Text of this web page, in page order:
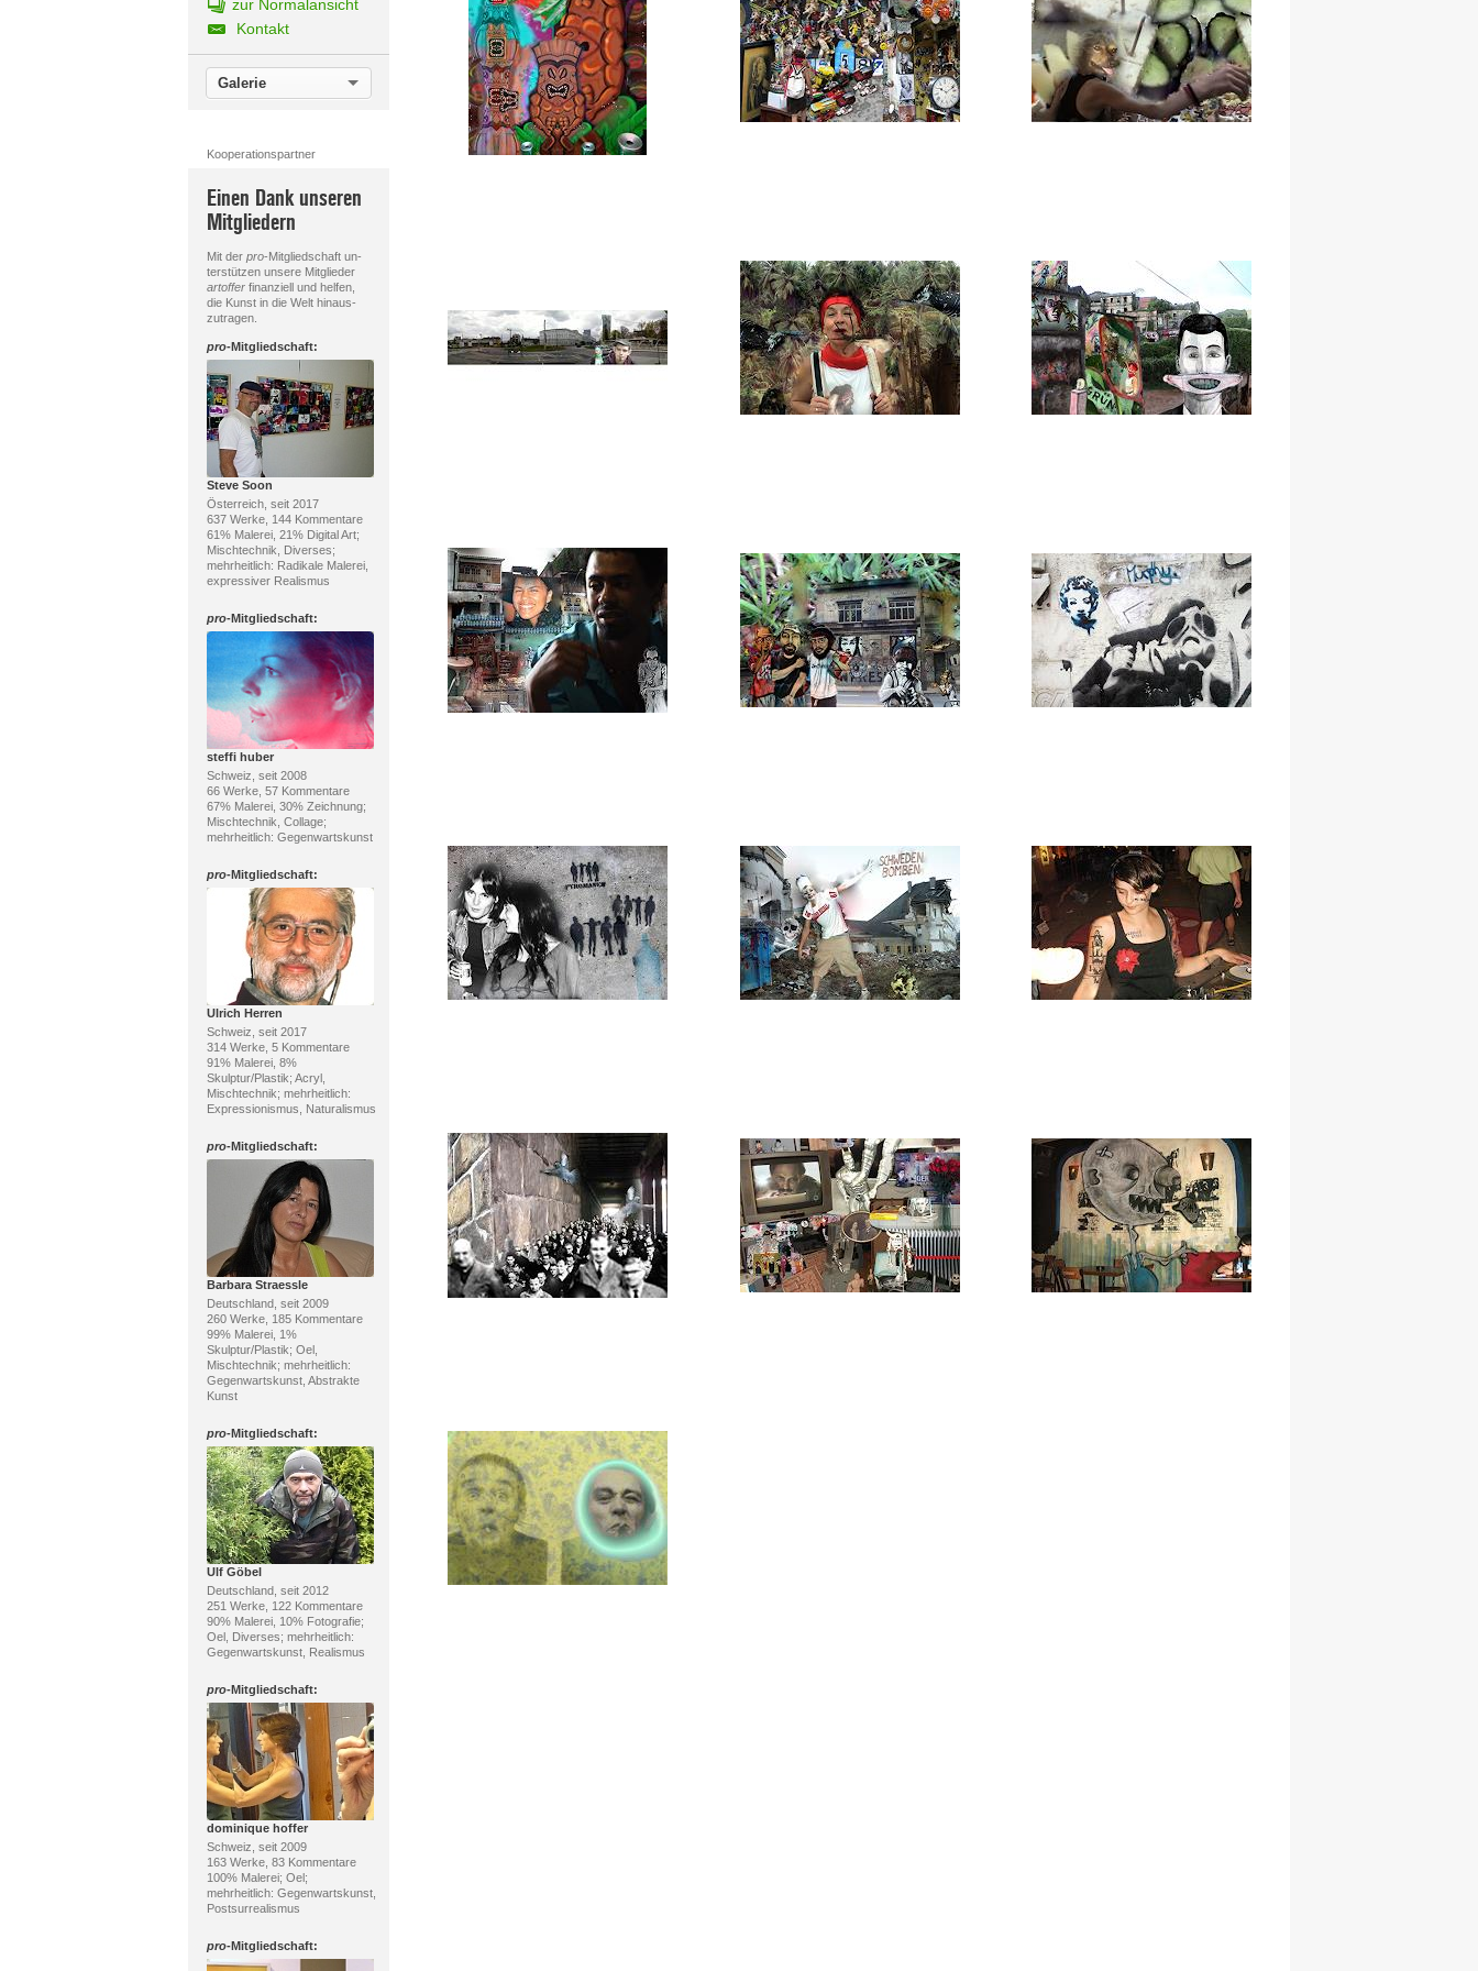
zur Normalansicht
Kontakt
Galerie
Kooperationspartner
Einen Dank unseren
Mitgliedern
Mit der pro-Mitgliedschaft un-
terstützen unsere Mitglieder
artofferfinanziell und helfen,
die Kunst in die Welt hinaus-
zutragen.
pro-Mitgliedschaft:
Steve Soon
Österreich, seit 2017
637 Werke, 144 Kommentare
61% Malerei, 21% Digital Art;
Mischtechnik, Diverses;
mehrheitlich: Radikale Malerei,
expressiver Realismus
pro-Mitgliedschaft:
steffi huber
Schweiz, seit 2008
66 Werke, 57 Kommentare
67% Malerei, 30% Zeichnung;
Mischtechnik, Collage;
mehrheitlich: Gegenwartskunst
pro-Mitgliedschaft:
Ulrich Herren
Schweiz, seit 2017
314 Werke, 5 Kommentare
91% Malerei, 8%
Skulptur/Plastik; Acryl,
Mischtechnik; mehrheitlich:
Expressionismus, Naturalismus
pro-Mitgliedschaft:
Barbara Straessle
Deutschland, seit 2009
260 Werke, 185 Kommentare
99% Malerei, 1%
Skulptur/Plastik; Oel,
Mischtechnik; mehrheitlich:
Gegenwartskunst, Abstrakte
Kunst
pro-Mitgliedschaft:
Ulf Göbel
Deutschland, seit 2012
251 Werke, 122 Kommentare
90% Malerei, 10% Fotografie;
Oel, Diverses; mehrheitlich:
Gegenwartskunst, Realismus
pro-Mitgliedschaft:
dominique hoffer
Schweiz, seit 2009
163 Werke, 83 Kommentare
100% Malerei; Oel;
mehrheitlich: Gegenwartskunst,
Postsurrealismus
pro-Mitgliedschaft: